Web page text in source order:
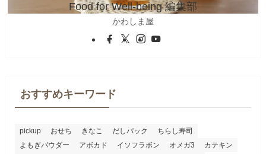
Food for Well-being 編集部
かわしま屋
おすすめキーワード
pickup おせち きなこ だしパック
ちらし寿司
よもぎパウダー
アボカド イソフラボン オメガ3
カテキン